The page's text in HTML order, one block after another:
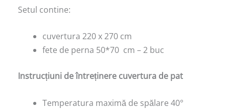
Setul contine:
cuvertura 220 x 270 cm
fete de perna 50*70 cm – 2 buc
Instrucțiuni de întreținere cuvertura de pat
Temperatura maximă de spălare 40°